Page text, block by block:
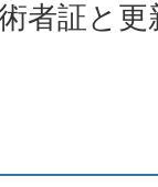
者証と